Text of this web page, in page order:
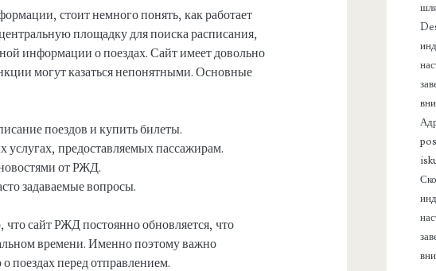
стоит немного понять, как работает
площадку для поиска расписания,
информации о поездах. Сайт имеет довольно
могут казаться непонятными. Основные
поездов и купить билеты.
предоставляемых пассажирам.
от РЖД.
задаваемые вопросы.
сайт РЖД постоянно обновляется, что
времени. Именно поэтому важно
поездах перед отправлением.